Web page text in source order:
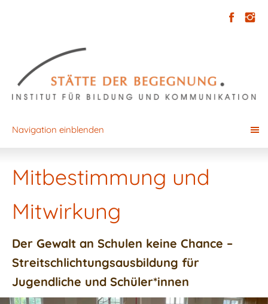
Navigation einblenden
Mitbestimmung und
Mitwirkung
Der Gewalt an Schulen keine Chance –
Streitschlichtungsausbildung für
Jugendliche und Schüler*innen